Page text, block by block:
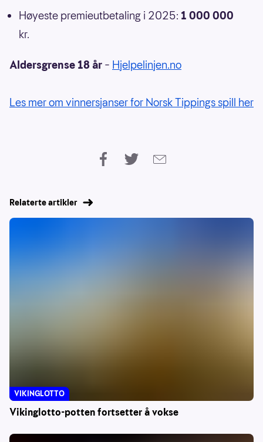
Høyeste premieutbetaling i 2025: 1 000 000
kr.
Aldersgrense 18 år – Hjelpelinjen.no
Les mer om vinnersjanser for Norsk Tippings spill her
Relaterte artikler
Vikinglotto-potten fortsetter å vokse
VIKINGLOTTO